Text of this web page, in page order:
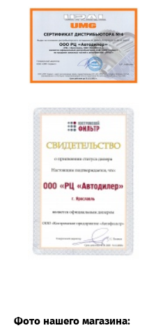
Фото нашего магазина: